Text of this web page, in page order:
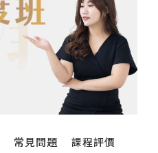
常見問題 課程評價